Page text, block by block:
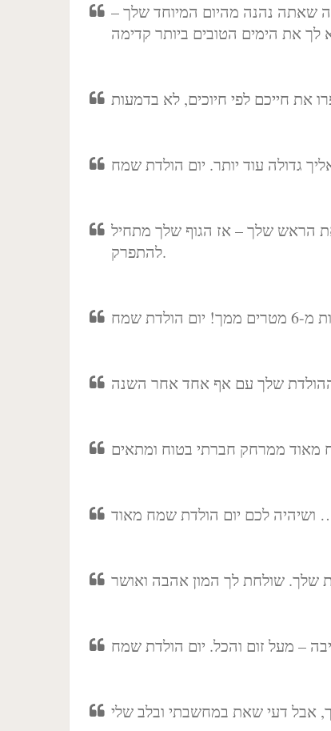
שאתה נהנה מהיום המיוחד שלך –
הראש שלך – אז הגוף שלך מתחיל
להתפרק.